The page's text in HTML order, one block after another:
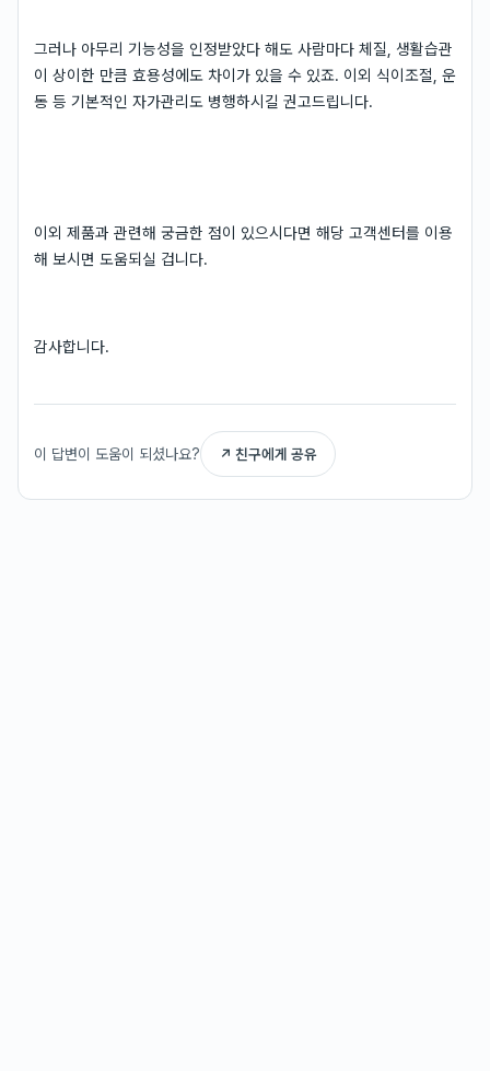
그러나 아무리 기능성을 인정받았다 해도 사람마다 체질, 생활습관
이 상이한 만큼 효용성에도 차이가 있을 수 있죠. 이외 식이조절, 운
동 등 기본적인 자가관리도 병행하시길 권고드립니다.
이외 제품과 관련해 궁금한 점이 있으시다면 해당 고객센터를 이용
해 보시면 도움되실 겁니다.
감사합니다.
이 답변이 도움이 되셨나요? ↗ 친구에게 공유